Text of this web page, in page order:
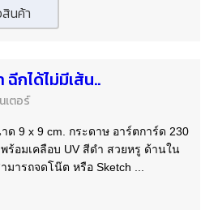
นค้า
กได้ไม่มีเส้น..
เตอร์
9 x 9 cm. กระดาษ อาร์ตการ์ด 230
อมเคลือบ UV สีดำ สวยหรู ด้านใน
ารถจดโน๊ต หรือ Sketch ...